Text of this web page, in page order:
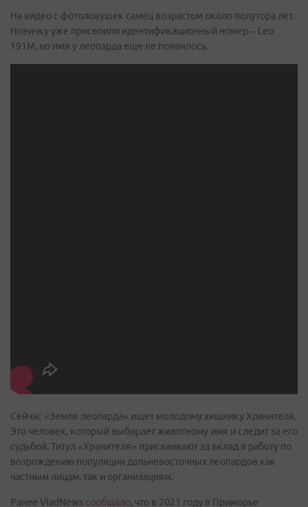
На видео с фотоловушек самец возрастом около полутора лет.
Новичку уже присвоили идентификационный номер – Leo
191M, но имя у леопарда еще не появилось.
Сейчас «Земля леопарда» ищет молодому хищнику Хранителя.
Это человек, который выбирает животному имя и следит за его
судьбой. Титул «Хранителя» присваивают за вклад в работу по
возрождению популяции дальневосточных леопардов как
частным лицам, так и организациям.
Ранее VladNews сообщало, что в 2021 году в Приморье